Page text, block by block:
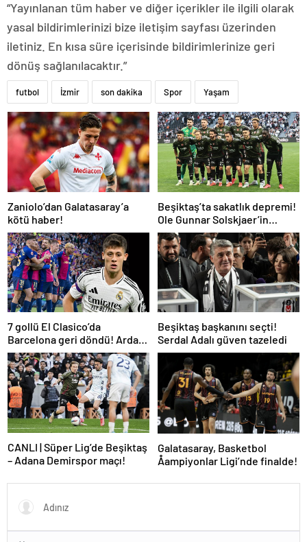
“Yayınlanan tüm haber ve diğer içerikler ile ilgili olarak
yasal bildirimlerinizi bize iletişim sayfası üzerinden
iletiniz. En kısa süre içerisinde bildirimlerinize geri
dönüş sağlanılacaktır.”
futbol İzmir son dakika Spor Yaşam
Zaniolo’dan Galatasaray’a
kötü haber!
Beşiktaş’ta sakatlık depremi!
Ole Gunnar Solskjaer’in
tepkisi dikkat çekti
7 gollü El Clasico’da
Barcelona geri döndü! Arda
oynadı, Mbappe yetmedi
Beşiktaş başkanını seçti!
Serdal Adalı güven tazeledi
CANLI | Süper Lig’de Beşiktaş
– Adana Demirspor maçı!
Galatasaray, Basketbol
Åampiyonlar Ligi’nde finalde!